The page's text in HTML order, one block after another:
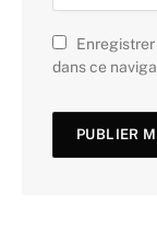
dans ce